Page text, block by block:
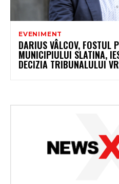
EVENIMENT
DARIUS VÂLCOV, FOSTUL
MUNICIPIULUI SLATINA,
DECIZIA TRIBUNALULUI